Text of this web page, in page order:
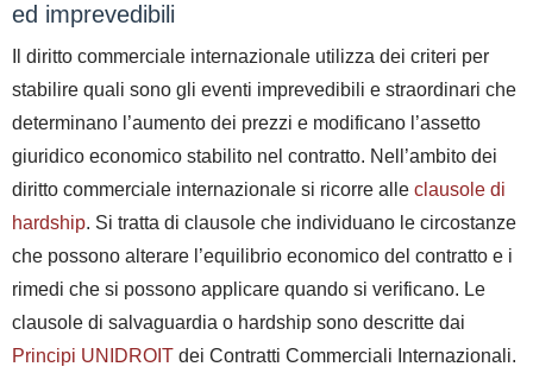
ed imprevedibili
Il diritto commerciale internazionale utilizza dei criteri per
stabilire quali sono gli eventi imprevedibili e straordinari che
determinano l’aumento dei prezzi e modificano l’assetto
giuridico economico stabilito nel contratto. Nell’ambito dei
diritto commerciale internazionale si ricorre alle clausole di
hardship. Si tratta di clausole che individuano le circostanze
che possono alterare l’equilibrio economico del contratto e i
rimedi che si possono applicare quando si verificano. Le
clausole di salvaguardia o hardship sono descritte dai
Principi UNIDROIT dei Contratti Commerciali Internazionali.